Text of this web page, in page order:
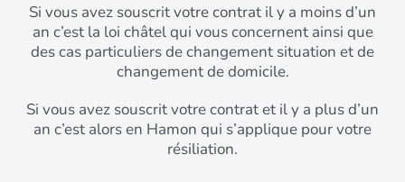
Si vous avez souscrit votre contrat il y a moins d’un
an c’est la loi châtel qui vous concernent ainsi que
des cas particuliers de changement situation et de
changement de domicile.
Si vous avez souscrit votre contrat et il y a plus d’un
an c’est alors en Hamon qui s’applique pour votre
résiliation.